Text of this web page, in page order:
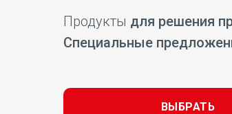
Продукты для решения
Специальные
ВЫБРАТЬ